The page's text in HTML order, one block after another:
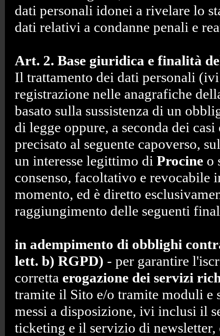
dati personali idonei a rivelare lo
dati relativi a condanne penali e
Art. 2. Base giuridica e finalità
Il trattamento dei dati personali
registrazione nelle anagrafiche
basato sulla sussistenza di un
di legge oppure, a seconda dei
precisato al seguente capoverso,
un interesse legittimo di Procine o
consenso, facoltativo e revocabile
momento, ed è diretto
raggiungimento delle seguenti
in adempimento di obblighi
lett. b) RGPD) - per garantire
corretta erogazione dei servizi
tramite il Sito e/o tramite moduli e
messi a disposizione, ivi inclusi il
ticketing e il servizio di newsletter,